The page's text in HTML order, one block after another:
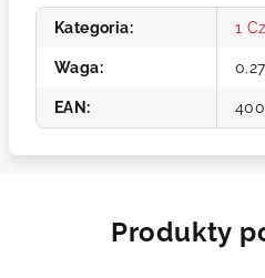
Kategoria: 1
Waga:
EAN :
Produkty